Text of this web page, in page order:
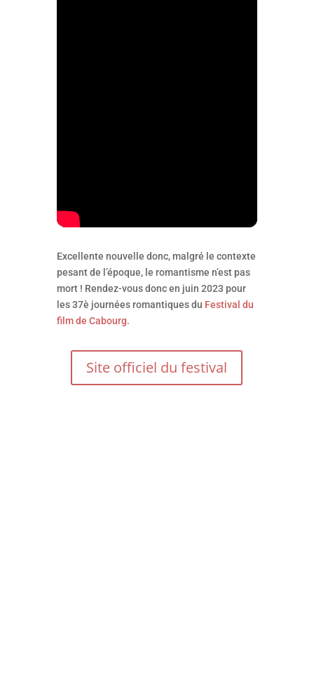
Excellente nouvelle donc, malgré le contexte
pesant de l’époque, le romantisme n’est pas
mort ! Rendez-vous donc en juin 2023 pour
les 37è journées romantiques du Festival du
film de Cabourg.
Site officiel du festival